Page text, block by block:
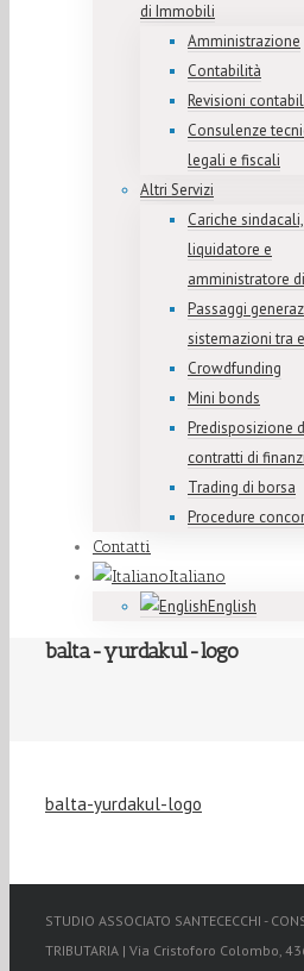
di Immobili
Amministrazione
Contabilità
Revisioni
Consulenze
legali e fiscali
Altri Servizi
Cariche
liquidatore e
amministratore
Passaggi
sistemazioni tra
Crowdfunding
Mini bonds
Predisposizione
contratti di
Trading di borsa
Procedure
Contatti
Italiano
English
balta-yurdakul-logo
balta-yurdakul-logo
STUDIO ASSOCIATO SANTECECCHI -
TRIBUTARIA | Via Cristoforo Colombo,